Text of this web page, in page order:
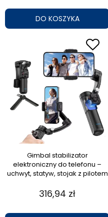
DO KOSZYKA
Gimbal stabilizator
elektroniczny do telefonu –
uchwyt, statyw, stojak z pilotem
316,94 zł